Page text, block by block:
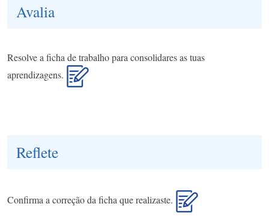
Avalia
Resolve a ficha de trabalho para consolidares as tuas
aprendizagens.
Reflete
Confirma a correção da ficha que realizaste.